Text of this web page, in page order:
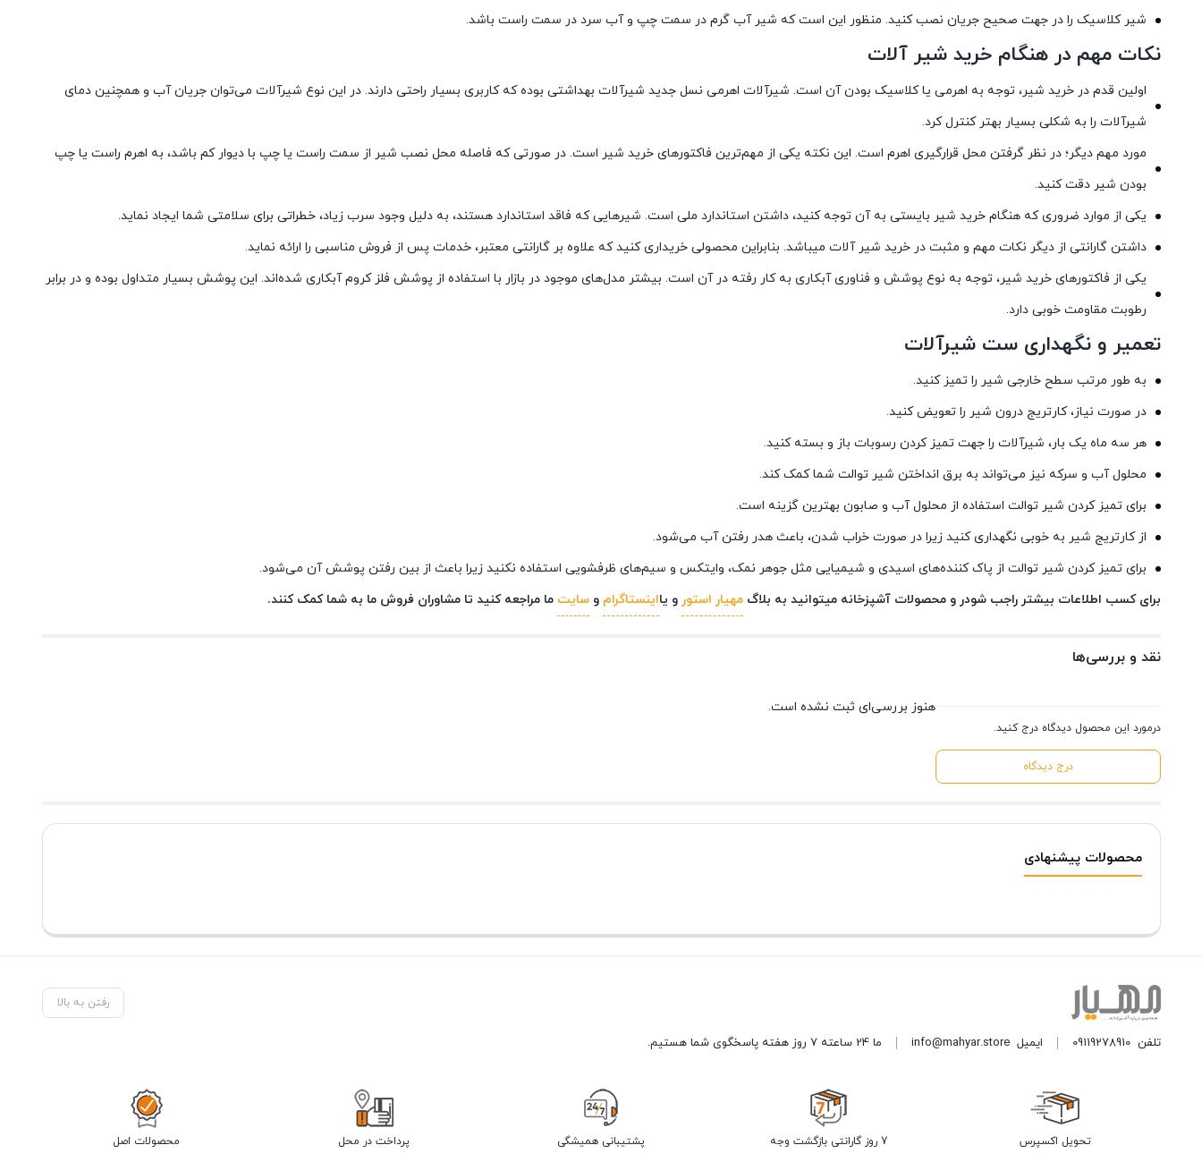
شیر کلاسیک را در جهت صحیح جریان نصب کنید. منظور این است که شیر آب گرم در سمت چپ و آب سرد در سمت راست باشد.
نکات مهم در هنگام خرید شیر آلات
اولین قدم در خرید شیر، توجه به اهرمی یا کلاسیک بودن آن است. شیرآلات اهرمی نسل جدید شیرآلات بهداشتی بوده که کاربری بسیار راحتی دارند. در این نوع شیرآلات می‌توان جریان آب و همچنین دمای
شیرآلات را به شکلی بسیار بهتر کنترل کرد.
مورد مهم دیگر؛ در نظر گرفتن محل قرارگیری اهرم است. این نکته یکی از مهم‌ترین فاکتورهای خرید شیر است. در صورتی که فاصله محل نصب شیر از سمت راست یا چپ با دیوار کم باشد، به اهرم راست یا چپ
بودن شیر دقت کنید.
یکی از موارد ضروری که هنگام خرید شیر بایستی به آن توجه کنید، داشتن استاندارد ملی است. شیرهایی که فاقد استاندارد هستند، به دلیل وجود سرب زیاد، خطراتی برای سلامتی شما ایجاد نماید.
داشتن گارانتی از دیگر نکات مهم و مثبت در خرید شیر آلات میباشد. بنابراین محصولی خریداری کنید که علاوه بر گارانتی معتبر، خدمات پس از فروش مناسبی را ارائه نماید.
یکی از فاکتورهای خرید شیر، توجه به نوع پوشش و فناوری آبکاری به کار رفته در آن است. بیشتر مدل‌های موجود در بازار با استفاده از پوشش فلز کروم آبکاری شده‌اند. این پوشش بسیار متداول بوده و در برابر
رطوبت مقاومت خوبی دارد.
تعمیر و نگهداری ست شیرآلات
به طور مرتب سطح خارجی شیر را تمیز کنید.
در صورت نیاز، کارتریج درون شیر را تعویض کنید.
هر سه ماه یک بار، شیرآلات را جهت تمیز کردن رسوبات باز و بسته کنید.
محلول آب و سرکه نیز می‌تواند به برق انداختن شیر توالت شما کمک کند.
برای تمیز کردن شیر توالت استفاده از محلول آب و صابون بهترین گزینه است.
از کارتریج شیر به خوبی نگهداری کنید زیرا در صورت خراب شدن، باعث هدر رفتن آب می‌شود.
برای تمیز کردن شیر توالت از پاک کننده‌های اسیدی و شیمیایی مثل جوهر نمک، وایتکس و سیم‌های ظرفشویی استفاده نکنید زیرا باعث از بین رفتن پوشش آن می‌شود.
برای کسب اطلاعات بیشتر راجب شودر و محصولات آشپزخانه میتوانید به بلاگمهیار استور و یااینستاگرام وسایت ما مراجعه کنید تا مشاوران فروش ما به شما کمک کنند.
نقد و بررسی‌ها
درمورد این محصول دیدگاه درج کنید.
درج دیدگاه
هنوز بررسی‌ای ثبت نشده است.
محصولات پیشنهادی
رفتن به بالا
تلفن09119278910 ایمیلinfo@mahyar.store ما 24 ساعته 7 روز هفته پاسخگوی شما هستیم.
تحویل اکسپرس 7 روز گارانتی بازگشت وجه پشتیبانی همیشگی پرداخت در محل محصولات اصل